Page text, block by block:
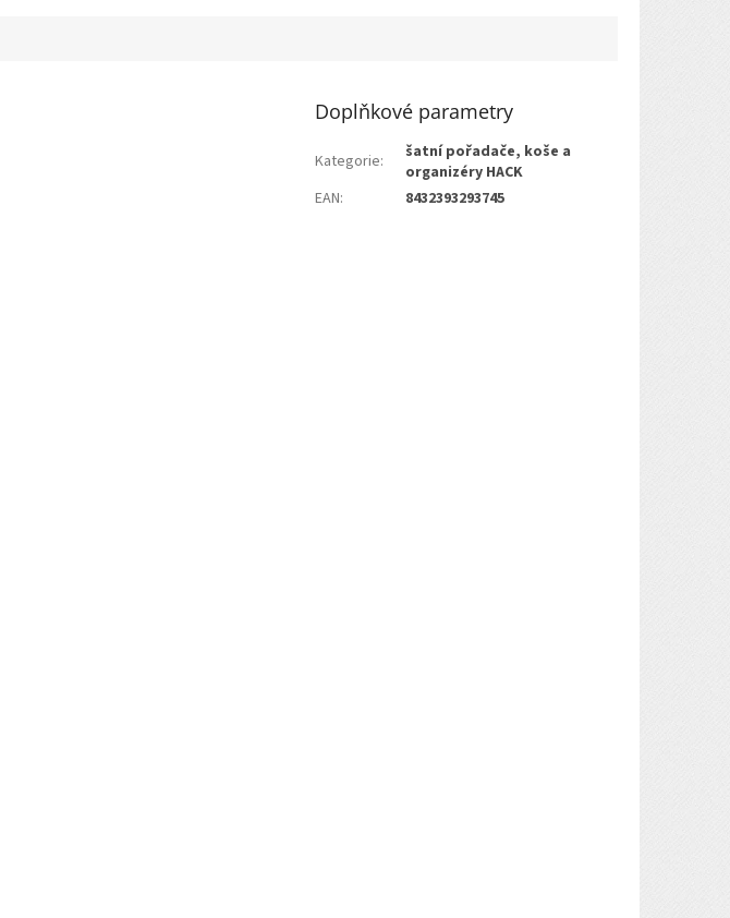
Doplňkové parametry
Kategorie:
šatní pořadače, koše a
organizéry HACK
EAN: 8432393293745